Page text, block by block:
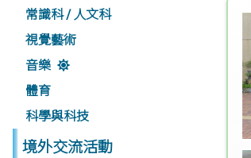
常識科 / 人文科
視覺藝術
音樂
體育
科學與科技
境外交流活動